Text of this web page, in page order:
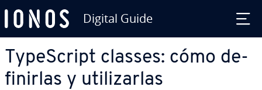
Digital Guide
Ty­pe­S­cri­pt classes: cómo de­
fi­ni­r­las y uti­li­zar­las